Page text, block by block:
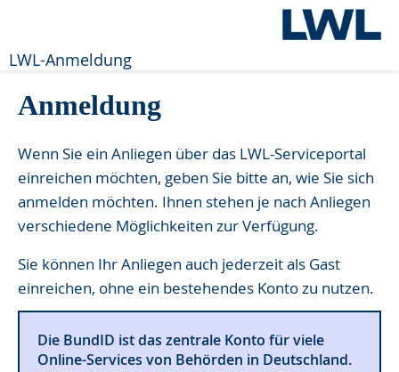
LWL-Anmeldung
Anmeldung
Wenn Sie ein Anliegen über das LWL-Serviceportal
einreichen möchten, geben Sie bitte an, wie Sie sich
anmelden möchten. Ihnen stehen je nach Anliegen
verschiedene Möglichkeiten zur Verfügung.
Sie können Ihr Anliegen auch jederzeit als Gast
einreichen, ohne ein bestehendes Konto zu nutzen.
Die BundID ist das zentrale Konto für viele
Online-Services von Behörden in Deutschland.